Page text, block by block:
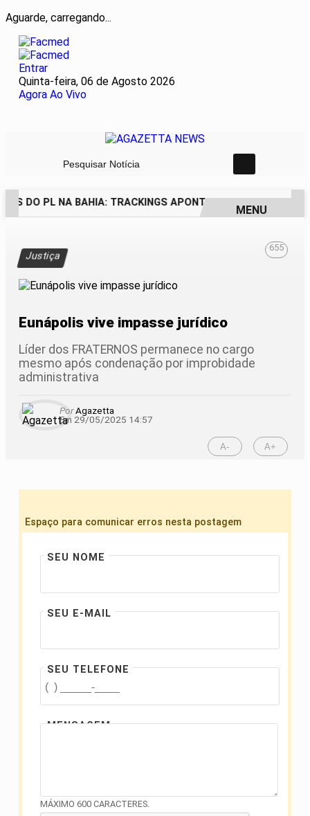
Aguarde, carregando...
Entrar
Quinta-feira, 06 de Agosto 2026
Agora Ao Vivo
Pesquisar Notícia
DO PL NA BAHIA: TRACKINGS APONTAM DRA. RAISSA
MENU
Justiça
655
Eunápolis vive impasse jurídico
Líder dos FRATERNOS permanece no cargo
mesmo após condenação por improbidade
administrativa
PorAgazetta
Em 29/05/2025 14:57
A- A+
Espaço para comunicar erros nesta postagem
SEU NOME
SEU E-MAIL
SEU TELEFONE
MENSAGEM
MÁXIMO 600 CARACTERES.